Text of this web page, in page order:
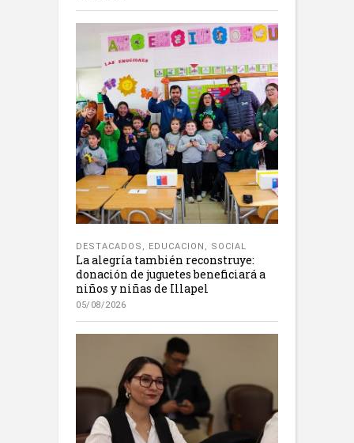
DESTACADOS , EDUCACION , SOCIAL
La alegría también reconstruye:
donación de juguetes beneficiará a
niños y niñas de Illapel
05/08/2026